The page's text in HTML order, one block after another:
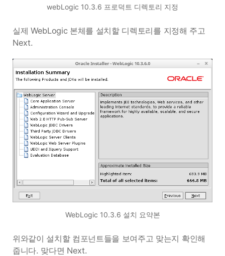
webLogic 10.3.6 프로덕트 디렉토리 지정
실제 WebLogic 본체를 설치할 디렉토리를 지정해 주고
Next.
WebLogic 10.3.6 설치 요약본
위와같이 설치할 컴포넌트들을 보여주고 맞는지 확인해
줍니다. 맞다면 Next.